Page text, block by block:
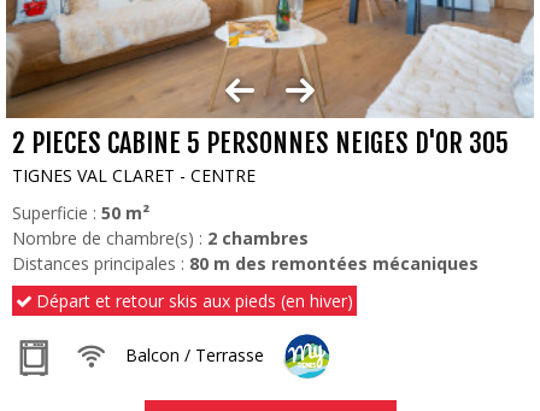
2 PIECES CABINE 5 PERSONNES NEIGES D'OR 305
TIGNES VAL CLARET - CENTRE
Superficie : 50 m²
Nombre de chambre(s) : 2 chambres
Distances principales : 80 m des remontées mécaniques
Départ et retour skis aux pieds (en hiver)
Balcon / Terrasse